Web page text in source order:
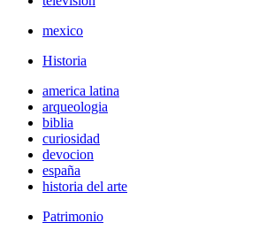
mexico
Historia
america latina
arqueologia
biblia
curiosidad
devocion
españa
historia del arte
Patrimonio